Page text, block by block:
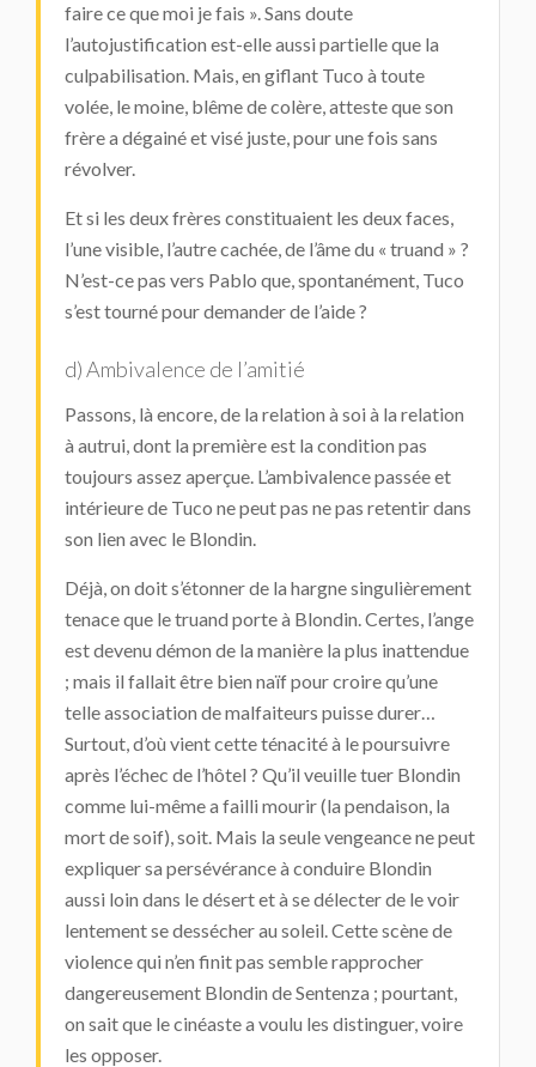
faire ce que moi je fais ». Sans doute
l’autojustification est-elle aussi partielle que la
culpabilisation. Mais, en giflant Tuco à toute
volée, le moine, blême de colère, atteste que son
frère a dégainé et visé juste, pour une fois sans
révolver.
Et si les deux frères constituaient les deux faces,
l’une visible, l’autre cachée, de l’âme du « truand » ?
N’est-ce pas vers Pablo que, spontanément, Tuco
s’est tourné pour demander de l’aide ?
d) Ambivalence de l’amitié
Passons, là encore, de la relation à soi à la relation
à autrui, dont la première est la condition pas
toujours assez aperçue. L’ambivalence passée et
intérieure de Tuco ne peut pas ne pas retentir dans
son lien avec le Blondin.
Déjà, on doit s’étonner de la hargne singulièrement
tenace que le truand porte à Blondin. Certes, l’ange
est devenu démon de la manière la plus inattendue
; mais il fallait être bien naïf pour croire qu’une
telle association de malfaiteurs puisse durer…
Surtout, d’où vient cette ténacité à le poursuivre
après l’échec de l’hôtel ? Qu’il veuille tuer Blondin
comme lui-même a failli mourir (la pendaison, la
mort de soif), soit. Mais la seule vengeance ne peut
expliquer sa persévérance à conduire Blondin
aussi loin dans le désert et à se délecter de le voir
lentement se dessécher au soleil. Cette scène de
violence qui n’en finit pas semble rapprocher
dangereusement Blondin de Sentenza ; pourtant,
on sait que le cinéaste a voulu les distinguer, voire
les opposer.